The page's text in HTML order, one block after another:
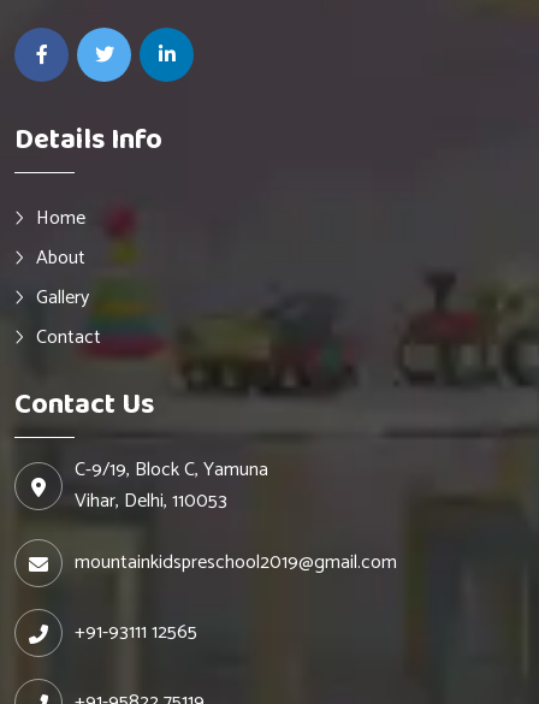
Details Info
Home
About
Gallery
Contact
Contact Us
C-9/19, Block C, Yamuna
Vihar, Delhi, 110053
mountainkidspreschool2019@gmail.com
+91-93111 12565